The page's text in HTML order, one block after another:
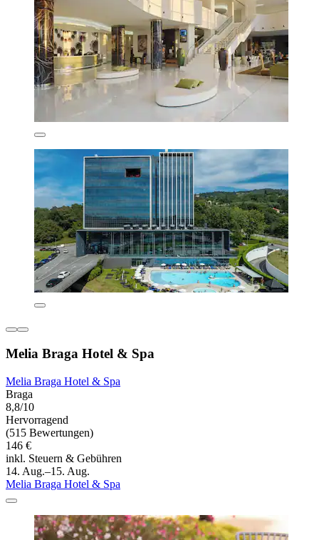
Melia Braga Hotel & Spa
Melia Braga Hotel & Spa
Braga
8,8/10
Hervorragend
(515 Bewertungen)
146 €
inkl. Steuern & Gebühren
14. Aug.–15. Aug.
Melia Braga Hotel & Spa